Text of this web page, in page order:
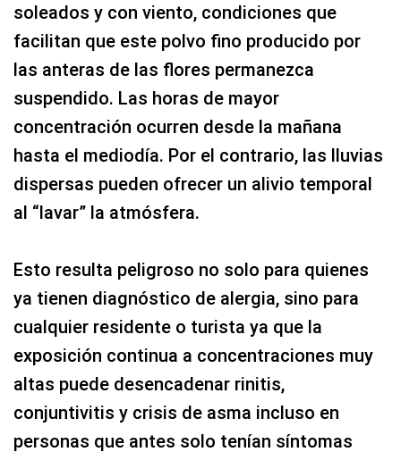
soleados y con viento, condiciones que
facilitan que este polvo fino producido por
las anteras de las flores permanezca
suspendido. Las horas de mayor
concentración ocurren desde la mañana
hasta el mediodía. Por el contrario, las lluvias
dispersas pueden ofrecer un alivio temporal
al “lavar” la atmósfera.
Esto resulta peligroso no solo para quienes
ya tienen diagnóstico de alergia, sino para
cualquier residente o turista ya que la
exposición continua a concentraciones muy
altas puede desencadenar rinitis,
conjuntivitis y crisis de asma incluso en
personas que antes solo tenían síntomas